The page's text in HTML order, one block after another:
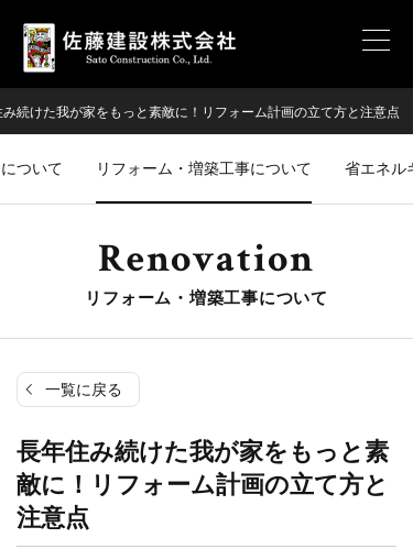
み続けた我が家をもっと素敵に！リフォーム計画の立て方と注意点
ついて リフォーム・増築工事について 省エネル
Renovation
リフォーム・増築工事について
一覧に戻る
長年住み続けた我が家をもっと素
敵に！リフォーム計画の立て方と
注意点